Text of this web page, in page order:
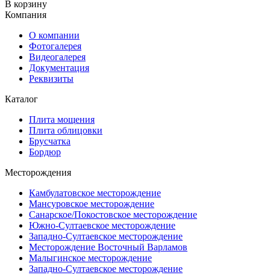
В корзину
Компания
О компании
Фотогалерея
Видеогалерея
Документация
Реквизиты
Каталог
Плита мощения
Плита облицовки
Брусчатка
Бордюр
Месторождения
Камбулатовское месторождение
Мансуровское месторождение
Санарское/Покостовское месторождение
Южно-Султаевское месторождение
Западно-Султаевское месторождение
Месторождение Восточный Варламов
Малыгинское месторождение
Западно-Султаевское месторождение